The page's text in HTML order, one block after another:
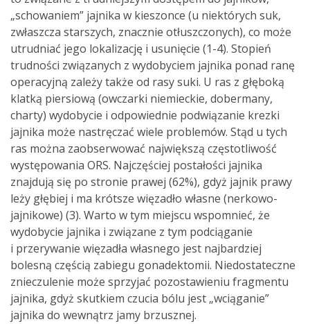
„schowaniem” jajnika w kieszonce (u niektórych suk,
zwłaszcza starszych, znacznie otłuszczonych), co może
utrudniać jego lokalizację i usunięcie (1-4). Stopień
trudności związanych z wydobyciem jajnika ponad ranę
operacyjną zależy także od rasy suki. U ras z głęboką
klatką piersiową (owczarki niemieckie, dobermany,
charty) wydobycie i odpowiednie podwiązanie krezki
jajnika może nastręczać wiele problemów. Stąd u tych
ras można zaobserwować największą częstotliwość
występowania ORS. Najczęściej postałości jajnika
znajdują się po stronie prawej (62%), gdyż jajnik prawy
leży głębiej i ma krótsze więzadło własne (nerkowo-
jajnikowe) (3). Warto w tym miejscu wspomnieć, że
wydobycie jajnika i związane z tym podciąganie
i przerywanie więzadła własnego jest najbardziej
bolesną częścią zabiegu gonadektomii. Niedostateczne
znieczulenie może sprzyjać pozostawieniu fragmentu
jajnika, gdyż skutkiem czucia bólu jest „wciąganie”
jajnika do wewnątrz jamy brzusznej.